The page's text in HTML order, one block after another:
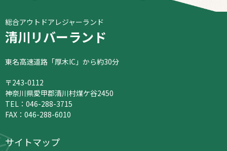
総合アウトドアレジャーランド
清川リバーランド
東名高速道路「厚木IC」から約30分
〒243-0112
神奈川県愛甲郡清川村煤ケ谷2450
TEL： 046-288-3715
FAX：046-288-6010
サイトマップ